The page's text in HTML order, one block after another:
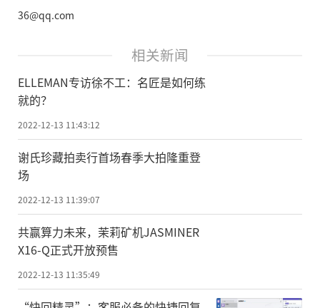
36@qq.com
相关新闻
ELLEMAN专访徐不工：名匠是如何练
就的？
2022-12-13 11:43:12
谢氏珍藏拍卖行首场春季大拍隆重登
场
2022-12-13 11:39:07
共赢算力未来，茉莉矿机JASMINER
X16-Q正式开放预售
2022-12-13 11:35:49